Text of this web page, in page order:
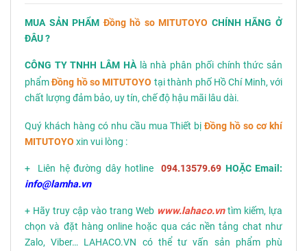
MUA SẢN PHẨMĐồng hồ so MITUTOYO CHÍNH HÃNG Ở
ĐÂU ?
CÔNG TY TNHH LÂM HÀlà nhà phân phối chính thức sản
phẩmĐồng hồ so MITUTOYO tại thành phố Hồ Chí Minh, với
chất lượng đảm bảo, uy tín, chế độ hậu mãi lâu dài.
Quý khách hàng có nhu cầu mua Thiết bịĐồng hồ so cơ khí
MITUTOYO xin vui lòng :
+ Liên hệ đường dây hotline 094.13579.69 HOẶC Email:
info@lamha.vn
+ Hãy truy cập vào trang Web www.lahaco.vntìm kiếm, lựa
chọn và đặt hàng online hoặc qua các nền tảng chat như
Zalo, Viber… LAHACO.VN có thể tư vấn sản phẩm phù